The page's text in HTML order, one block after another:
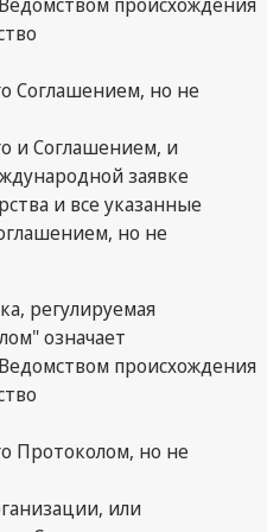
Соглашением, но не
и Соглашением, и
заявке
и все указанные
но не
регулируемая
означает
происхождения
Протоколом, но не
или